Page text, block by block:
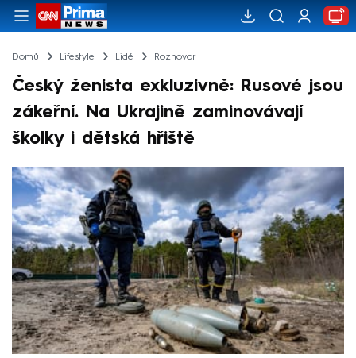
Domů Lifestyle Lidé Rozhovor
Český ženista exkluzivně: Rusové jsou
zákeřní. Na Ukrajině zaminovávají
školky i dětská hřiště